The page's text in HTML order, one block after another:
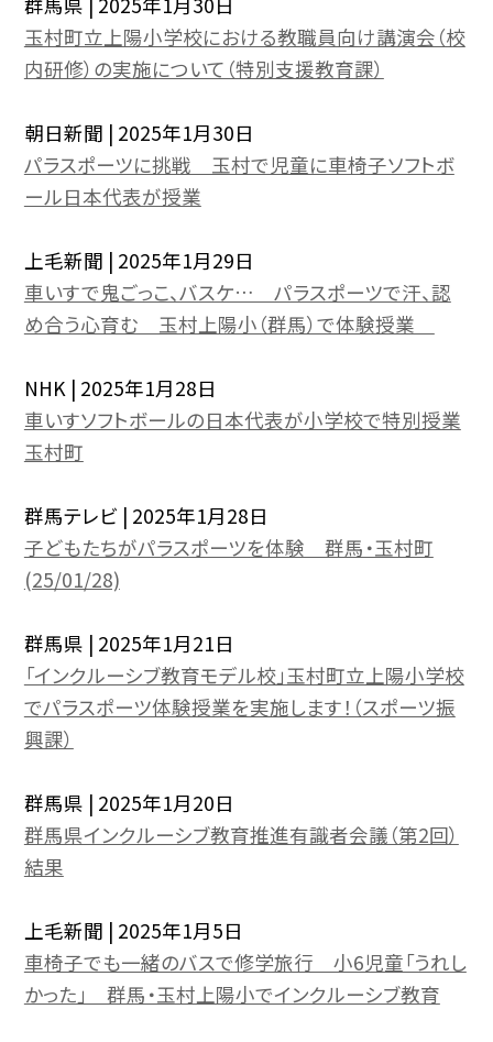
玉村町立上陽小学校における教職員向け講演会（校
内研修）の実施について（特別支援教育課）
朝日新聞 | 2025年1月30日
パラスポーツに挑戦 玉村で児童に車椅子ソフトボ
ール日本代表が授業
上毛新聞 | 2025年1月29日
車いすで鬼ごっこ、バスケ… パラスポーツで汗、認
め合う心育む 玉村上陽小（群馬）で体験授業
NHK | 2025年1月28日
車いすソフトボールの日本代表が小学校で特別授業
玉村町
群馬テレビ | 2025年1月28日
子どもたちがパラスポーツを体験 群馬・玉村町
(25/01/28)
群馬県 | 2025年1月21日
「インクルーシブ教育モデル校」玉村町立上陽小学校
でパラスポーツ体験授業を実施します！（スポーツ振
興課）
群馬県 | 2025年1月20日
群馬県インクルーシブ教育推進有識者会議（第2回）
結果
上毛新聞 | 2025年1月5日
車椅子でも一緒のバスで修学旅行 小6児童「うれし
かった」 群馬・玉村上陽小でインクルーシブ教育